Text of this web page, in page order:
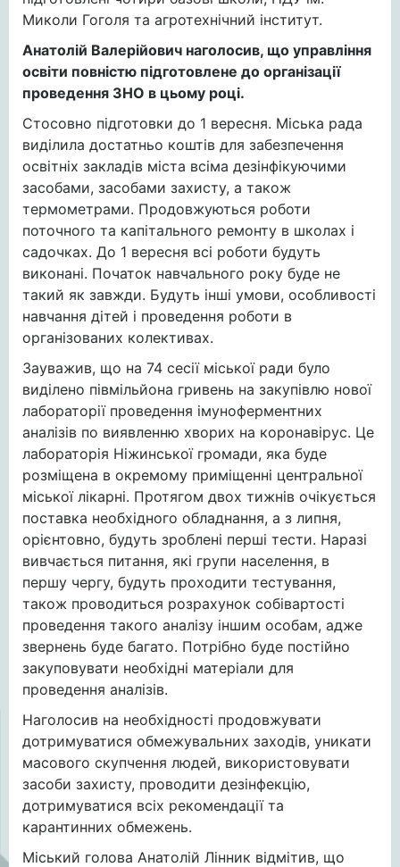
Миколи Гоголя та агротехнічний інститут.
Анатолій Валерійович наголосив, що управління
освіти повністю підготовлене до організації
проведення ЗНО в цьому році.
Стосовно підготовки до 1 вересня. Міська рада
виділила достатньо коштів для забезпечення
освітніх закладів міста всіма дезінфікуючими
засобами, засобами захисту, а також
термометрами. Продовжуються роботи
поточного та капітального ремонту в школах і
садочках. До 1 вересня всі роботи будуть
виконані. Початок навчального року буде не
такий як завжди. Будуть інші умови, особливості
навчання дітей і проведення роботи в
організованих колективах.
Зауважив, що на 74 сесії міської ради було
виділено півмільйона гривень на закупівлю нової
лабораторії проведення імуноферментних
аналізів по виявленню хворих на коронавірус. Це
лабораторія Ніжинської громади, яка буде
розміщена в окремому приміщенні центральної
міської лікарні. Протягом двох тижнів очікується
поставка необхідного обладнання, а з липня,
орієнтовно, будуть зроблені перші тести. Наразі
вивчається питання, які групи населення, в
першу чергу, будуть проходити тестування,
також проводиться розрахунок собівартості
проведення такого аналізу іншим особам, адже
звернень буде багато. Потрібно буде постійно
закуповувати необхідні матеріали для
проведення аналізів.
Наголосив на необхідності продовжувати
дотримуватися обмежувальних заходів, уникати
масового скупчення людей, використовувати
засоби захисту, проводити дезінфекцію,
дотримуватися всіх рекомендації та
карантинних обмежень.
Міський голова Анатолій Лінник відмітив, що